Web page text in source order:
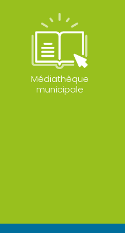
Médiathèque
municipale